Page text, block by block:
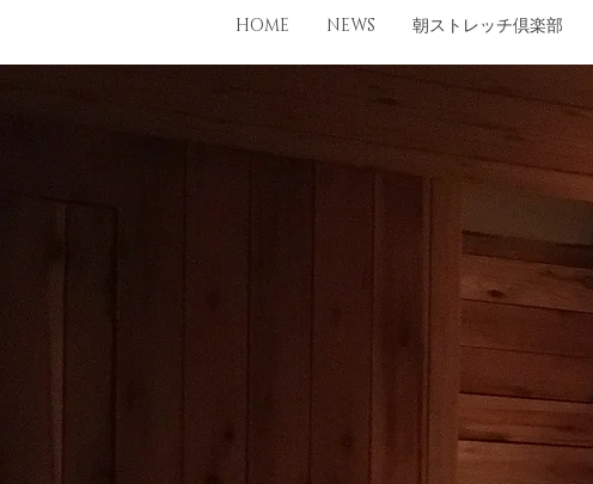
HOME NEWS 朝ストレッチ倶楽部